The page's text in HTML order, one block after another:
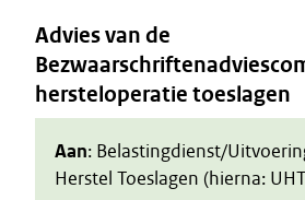
Advies van de
hersteloperatie toeslagen
Aan: Belastingdienst/
Herstel Toeslagen (hierna: